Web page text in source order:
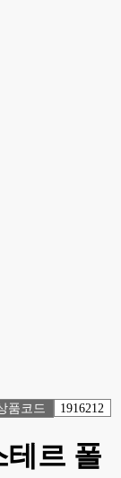
품코드 1916212
테르 폴